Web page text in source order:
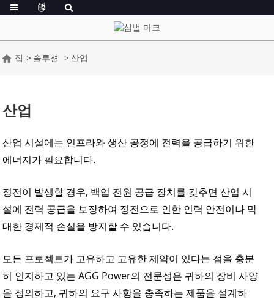
집 솔루션 산업
산업
산업 시설에는 인프라와 생산 공정에 전력을 공급하기 위한
에너지가 필요합니다.
정전이 발생할 경우, 백업 전원 공급 장치를 갖추면 산업 시
설에 전력 공급을 보장하여 정전으로 인한 인력 안전이나 막
대한 경제적 손실을 방지할 수 있습니다.
모든 프로젝트가 고유하고 고유한 제약이 있다는 점을 충분
히 인지하고 있는 AGG Power의 전문성은 귀하의 장비 사양
을 정의하고, 귀하의 요구 사항을 충족하는 제품을 설계하